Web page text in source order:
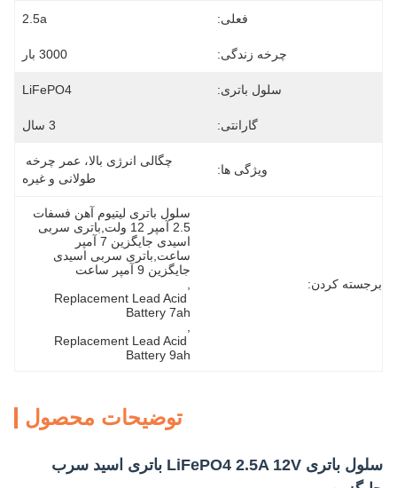
فعلی: 2.5a
چرخه زندگی: 3000 بار
سلول باتری: LiFePO4
گارانتی: 3 سال
ویژگی ها:
طولانی و غیره
برجسته کردن:
جایگزین 9 آمپر ساعت
Replacement Lead Acid
Battery 7ah
Replacement Lead Acid
Battery 9ah
توضیحات محصول
سلول باتری LiFePO4 2.5A 12V باتری اسید سرب